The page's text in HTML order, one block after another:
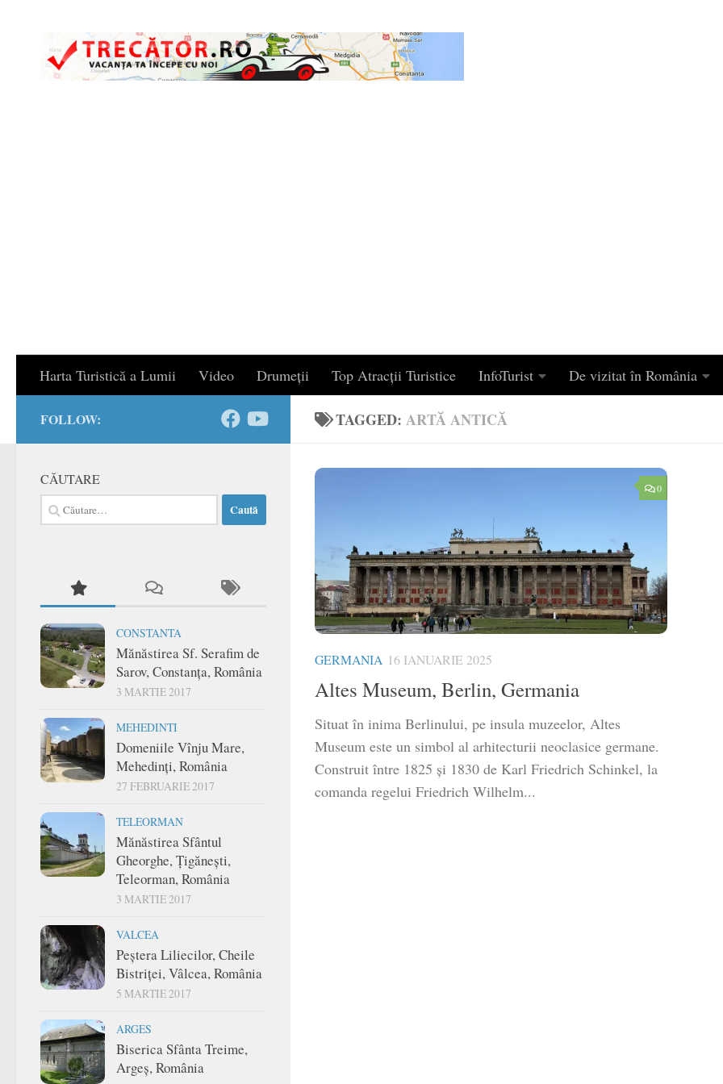
Harta Turistică a Lumii Video Drumeții Top Atracții Turistice InfoTurist De vizitat în România
TAGGED:ARTĂ ANTICĂ
0
GERMANIA 16 IANUARIE 2025
Altes Museum, Berlin, Germania
​Situat în inima Berlinului, pe insula muzeelor, Altes
Museum este un simbol al arhitecturii neoclasice germane.
Construit între 1825 și 1830 de Karl Friedrich Schinkel, la
comanda regelui Friedrich Wilhelm...
FOLLOW:
CĂUTARE
Caută
după:
CONSTANTA
Mănăstirea Sf. Serafim de
Sarov, Constanța, România
3 MARTIE 2017
MEHEDINTI
Domeniile Vînju Mare,
Mehedinți, România
27 FEBRUARIE 2017
TELEORMAN
Mănăstirea Sfântul
Gheorghe, Țigănești,
Teleorman, România
3 MARTIE 2017
VALCEA
Peștera Liliecilor, Cheile
Bistriței, Vâlcea, România
5 MARTIE 2017
ARGES
Biserica Sfânta Treime,
Argeș, România